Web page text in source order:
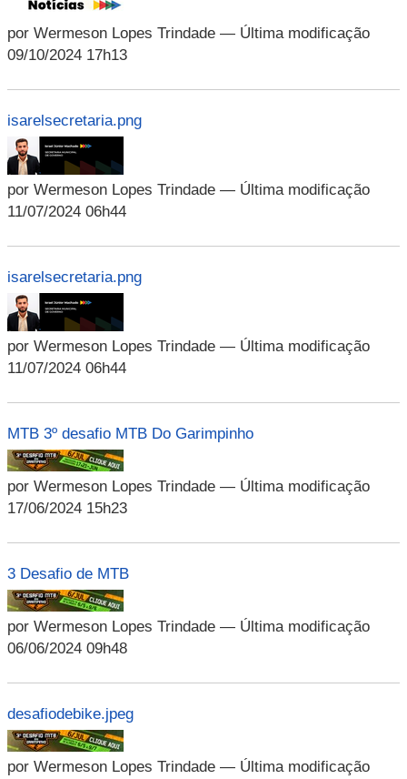
por Wermeson Lopes Trindade — Última modificação
09/10/2024 17h13
isarelsecretaria.png
por Wermeson Lopes Trindade — Última modificação
11/07/2024 06h44
isarelsecretaria.png
por Wermeson Lopes Trindade — Última modificação
11/07/2024 06h44
MTB 3º desafio MTB Do Garimpinho
por Wermeson Lopes Trindade — Última modificação
17/06/2024 15h23
3 Desafio de MTB
por Wermeson Lopes Trindade — Última modificação
06/06/2024 09h48
desafiodebike.jpeg
por Wermeson Lopes Trindade — Última modificação